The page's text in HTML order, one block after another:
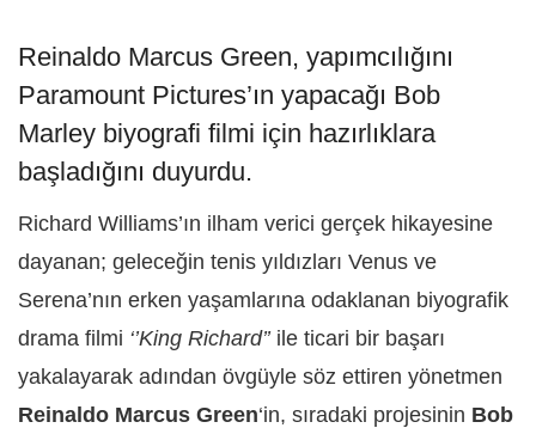
Reinaldo Marcus Green, yapımcılığını
Paramount Pictures’ın yapacağı Bob
Marley biyografi filmi için hazırlıklara
başladığını duyurdu.
Richard Williams’ın ilham verici gerçek hikayesine
dayanan; geleceğin tenis yıldızları Venus ve
Serena’nın erken yaşamlarına odaklanan biyografik
drama filmi ‘’King Richard’’ile ticari bir başarı
yakalayarak adından övgüyle söz ettiren yönetmen
Reinaldo Marcus Green‘in, sıradaki projesinin Bob